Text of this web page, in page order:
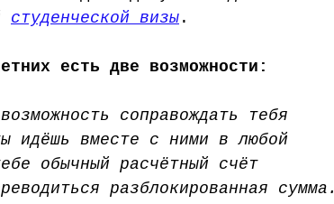
студенческой визы .
есть две возможности:
соправождать тебя
идёшь вместе с ними в любой
обычный расчётный счёт
разблокированная сумма.